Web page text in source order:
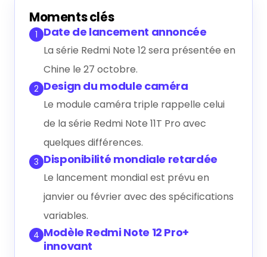
Générer le résumé IA
Moments clés
1 Date de lancement annoncée
La série Redmi Note 12 sera présentée en
Chine le 27 octobre.
2 Design du module caméra
Le module caméra triple rappelle celui
de la série Redmi Note 11T Pro avec
quelques différences.
3 Disponibilité mondiale retardée
Le lancement mondial est prévu en
janvier ou février avec des spécifications
variables.
4 Modèle Redmi Note 12 Pro+
innovant